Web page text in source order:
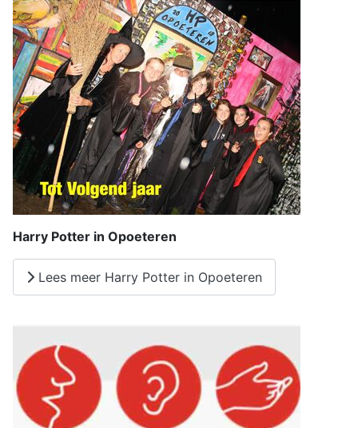
Harry Potter in Opoeteren
Lees meer Harry Potter in Opoeteren